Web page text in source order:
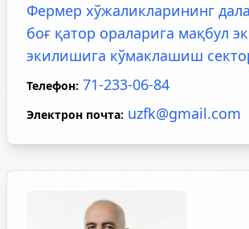
Фермер хўжаликларининг
боғ қатор ораларига мақбул
экилишига кўмаклашиш
Телефон: 71-233-06-84
Электрон почта: uzfk@gmail.com